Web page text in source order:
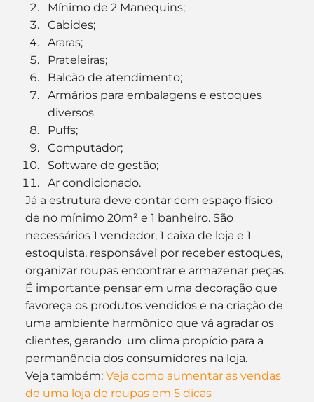
Mínimo de 2 Manequins;
Cabides;
Araras;
Prateleiras;
Balcão de atendimento;
Armários para embalagens e estoques
diversos
Puffs;
Computador;
Software de gestão;
Ar condicionado.
Já a estrutura deve contar com espaço físico
de no mínimo 20m² e 1 banheiro. São
necessários 1 vendedor, 1 caixa de loja e 1
estoquista, responsável por receber estoques,
organizar roupas encontrar e armazenar peças.
É importante pensar em uma decoração que
favoreça os produtos vendidos e na criação de
uma ambiente harmônico que vá agradar os
clientes, gerando  um clima propício para a
permanência dos consumidores na loja.
Veja também: Veja como aumentar as vendas
de uma loja de roupas em 5 dicas